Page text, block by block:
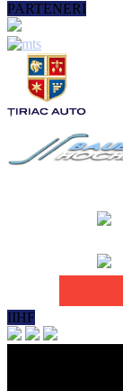
PARTENERI
IIHF